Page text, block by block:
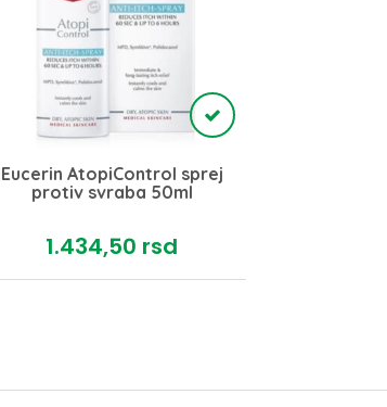
Eucerin AtopiControl sprej
protiv svraba 50ml
1.434,50 rsd